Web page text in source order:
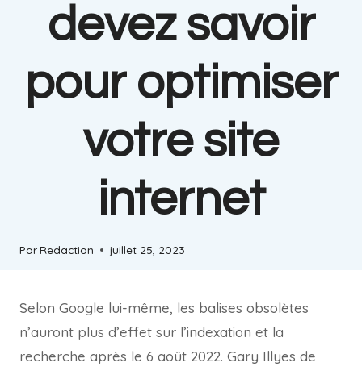
devez savoir
pour optimiser
votre site
internet
ParRedaction juillet 25, 2023
Selon Google lui-même, les balises obsolètes
n’auront plus d’effet sur l’indexation et la
recherche après le 6 août 2022. Gary Illyes de